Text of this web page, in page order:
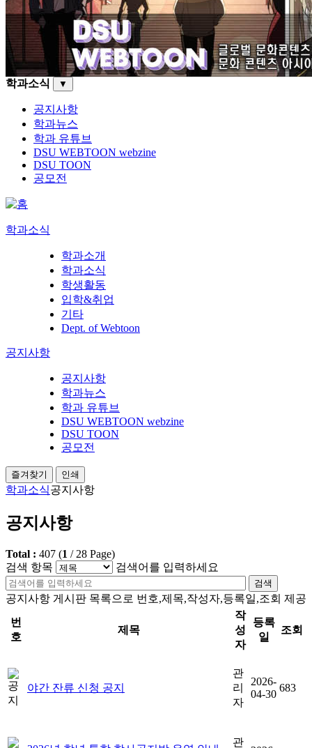
학과소식 ▼
공지사항
학과뉴스
학과 유튜브
DSU WEBTOON webzine
DSU TOON
공모전
학과소식
학과소개
학과소식
학생활동
입학&취업
기타
Dept. of Webtoon
공지사항
공지사항
학과뉴스
학과 유튜브
DSU WEBTOON webzine
DSU TOON
공모전
즐겨찾기 인쇄
학과소식공지사항
공지사항
Total : 407 (1 / 28 Page)
검색 항목
검색어를 입력하세요
검색
공지사항 게시판 목록으로 번호,제목,작성자,등록일,조회 제공
번
호
제목
작
성
자
등록
일
조회
야간 잔류 신청 공지
관
리
자
2026-
04-30
683
관